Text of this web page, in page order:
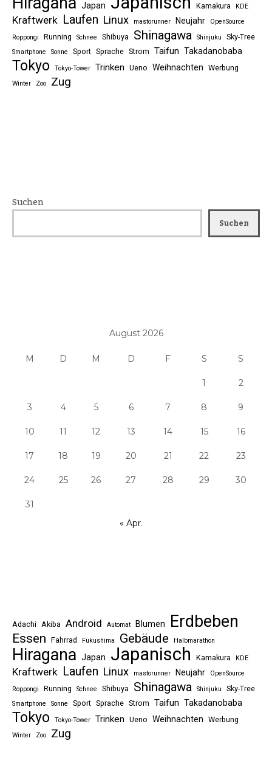
Japan Kamakura KDE
Kraftwerk Laufen Linux mastorunner Neujahr
OpenSource
Roppongi
Running Schnee Shibuya Shinagawa Shinjuku Sky-Tree
Smartphone Sonne Sport Sprache Strom Taifun Takadanobaba
Tokyo Tokyo-Tower Trinken Ueno Weihnachten Werbung
Winter Zoo Zug
Suchen
Suchen
August 2026
M D M D F S S
1 2
3 4 5 6 7 8 9
10 11 12 13 14 15 16
17 18 19 20 21 22 23
24 25 26 27 28 29 30
31
« Apr.
Adachi Akiba Android Automat Blumen Erdbeben
Essen Fahrrad Fukushima Gebäude Halbmarathon
Hiragana Japan Japanisch Kamakura KDE
Kraftwerk Laufen Linux mastorunner Neujahr
OpenSource
Roppongi
Running Schnee Shibuya Shinagawa Shinjuku Sky-Tree
Smartphone Sonne Sport Sprache Strom Taifun Takadanobaba
Tokyo Tokyo-Tower Trinken Ueno Weihnachten Werbung
Winter Zoo Zug